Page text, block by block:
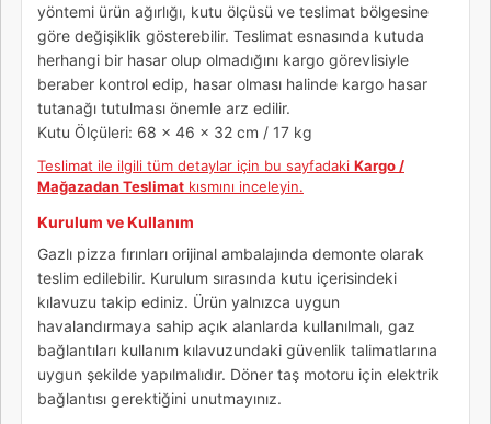
yöntemi ürün ağırlığı, kutu ölçüsü ve teslimat bölgesine
göre değişiklik gösterebilir. Teslimat esnasında kutuda
herhangi bir hasar olup olmadığını kargo görevlisiyle
beraber kontrol edip, hasar olması halinde kargo hasar
tutanağı tutulması önemle arz edilir.
Kutu Ölçüleri: 68 x 46 x 32 cm / 17 kg
Teslimat ile ilgili tüm detaylar için bu sayfadaki Kargo /
Mağazadan Teslimat kısmını inceleyin.
Kurulum ve Kullanım
Gazlı pizza fırınları orijinal ambalajında demonte olarak
teslim edilebilir. Kurulum sırasında kutu içerisindeki
kılavuzu takip ediniz. Ürün yalnızca uygun
havalandırmaya sahip açık alanlarda kullanılmalı, gaz
bağlantıları kullanım kılavuzundaki güvenlik talimatlarına
uygun şekilde yapılmalıdır. Döner taş motoru için elektrik
bağlantısı gerektiğini unutmayınız.